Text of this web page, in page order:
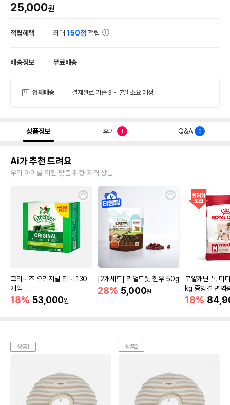
25,000원
적립혜택 최대150점 적립
배송정보 무료배송
업체배송 결제완료 기준 3 ~ 7일 소요 예정
상품정보 후기 1 Q&A 0
Ai가 추천 드려요
우리 아이를 위한 맞춤 취향 저격 상품
그리니즈 오리지널 티니 130
개입
18% 53,000원
[2개세트] 리얼트릿 한우 50g
28% 5,000원
로얄캐닌 독 미
kg 중형견 면역
18%
상품1 상품2